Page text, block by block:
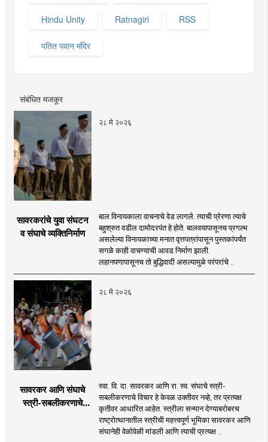
Hindu Unity Ratnagiri RSS
पतित पवान मंदिर
संबंधित मजकूर
२८ मे २०२६
सावरकरांचे युवा संघटन
व संघाचे व्यक्तिनिर्माण
बाल विनायकाला वाचनाचे वेड लागले. त्याची प्रेरणा त्याचे
बहुश्रुत वडील दामोदरपंत हे होते. बालवयापासूनच प्रगल्भ
असलेल्या विनायकाच्या मनात वृत्तपत्रांपासून पुस्तकांपर्यंत
सगळे काही वाचण्याची आवड निर्माण झाली.
लहानपणापासूनच तो बुद्धिवादी असल्यामुळे परंपरांचे ..
२८ मे २०२६
सावरकर आणि संघाचे
स्त्री-सबलीकरणाचे
स्वा. वि. दा. सावरकर आणि रा. स्व. संघाचे स्त्री-
सबलीकरणाचे विचार हे केवळ उक्तीवर नव्हे, तर प्रत्यक्ष
कृतीवर आधारित आहेत. स्त्रीला सन्मान देण्याबरोबरच
राष्ट्रोत्थानातील स्त्रीची महत्त्वपूर्ण भूमिका सावरकर आणि
संघानेही वेळोवेळी मांडली आणि त्याची प्रत्यक्ष ..